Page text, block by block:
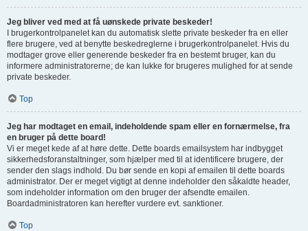
Jeg bliver ved med at få uønskede private beskeder!
I brugerkontrolpanelet kan du automatisk slette private beskeder fra en eller
flere brugere, ved at benytte beskedreglerne i brugerkontrolpanelet. Hvis du
modtager grove eller generende beskeder fra en bestemt bruger, kan du
informere administratorerne; de kan lukke for brugeres mulighed for at sende
private beskeder.
Top
Jeg har modtaget en email, indeholdende spam eller en fornærmelse, fra
en bruger på dette board!
Vi er meget kede af at høre dette. Dette boards emailsystem har indbygget
sikkerhedsforanstaltninger, som hjælper med til at identificere brugere, der
sender den slags indhold. Du bør sende en kopi af emailen til dette boards
administrator. Der er meget vigtigt at denne indeholder den såkaldte header,
som indeholder information om den bruger der afsendte emailen.
Boardadministratoren kan herefter vurdere evt. sanktioner.
Top